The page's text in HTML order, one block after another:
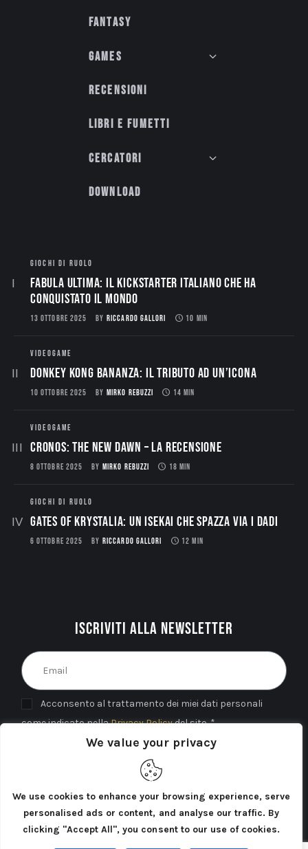
We value your privacy
We use cookies to enhance your browsing experience, serve
personalised ads or content, and analyse our traffic. By
clicking "Accept All", you consent to our use of cookies.
Fantasy
Games
Recensioni
Libri e fumetti
Cercatori
Download
GIOCHI DI RUOLO
Fabula Ultima: il Kickstarter italiano che ha
conquistato il mondo
13 OTTOBRE 2025 BY RICCARDO GALLORI 10 MIN
VIDEOGAME
Donkey Kong Bananza: Il Tributo ad un’Icona
10 OTTOBRE 2025 BY MIRKO REBUZZI 14 MIN
VIDEOGAME
CRONOS: THE NEW DAWN – La Recensione
8 OTTOBRE 2025 BY MIRKO REBUZZI 18 MIN
GIOCHI DI RUOLO
Gates of Krystalia: Un Isekai che spazza via i dadi
6 OTTOBRE 2025 BY RICCARDO GALLORI 12 MIN
Iscriviti alla newsletter
Acconsento al trattamento dei miei dati personali
come indicato nellaPrivacy Policydel sito. *
INVIA